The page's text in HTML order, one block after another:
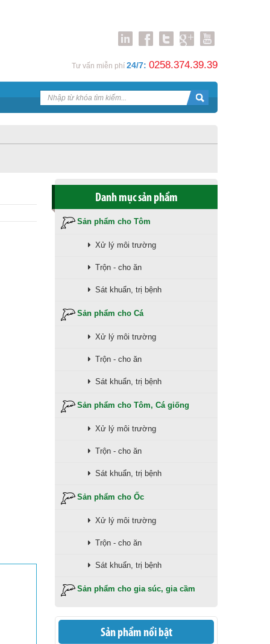
Tư vấn miễn phí 24/7: 0258.374.39.39
Danh mục sản phẩm
Sản phẩm cho Tôm
Xử lý môi trường
Trộn - cho ăn
Sát khuẩn, trị bệnh
Sản phẩm cho Cá
Xử lý môi trường
Trộn - cho ăn
Sát khuẩn, trị bệnh
Sản phẩm cho Tôm, Cá giống
Xử lý môi trường
Trộn - cho ăn
Sát khuẩn, trị bệnh
Sản phẩm cho Ốc
Xử lý môi trường
Trộn - cho ăn
Sát khuẩn, trị bệnh
Sản phẩm cho gia súc, gia cầm
Sản phẩm nổi bật